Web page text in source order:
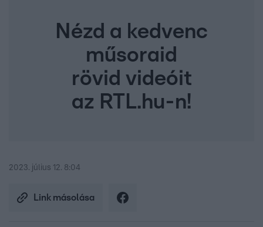
Nézd a kedvenc
műsoraid
rövid videóit
az RTL.hu-n!
2023. július 12. 8:04
Link másolása